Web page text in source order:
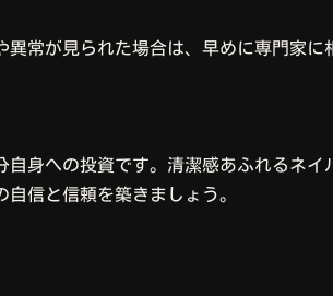
常が見られた場合は、早めに専門家に
身への投資です。清潔感あふれるネ
信と信頼を築きましょう。